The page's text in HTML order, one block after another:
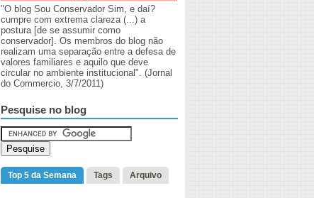
"O blog Sou Conservador Sim, e daí?
cumpre com extrema clareza (...) a
postura [de se assumir como
conservador]. Os membros do blog não
realizam uma separação entre a defesa de
valores familiares e aquilo que deve
circular no ambiente institucional". (Jornal
do Commercio, 3/7/2011)
Pesquise no blog
Top 5 da Semana Tags Arquivo